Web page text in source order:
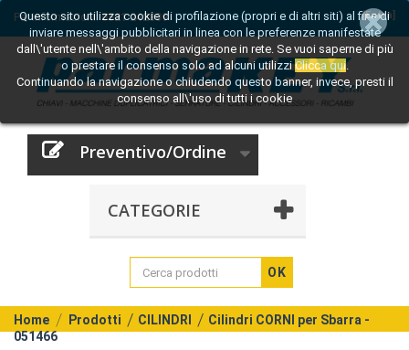
[Entra]
Per informazioni:0521 242809
Preventivo/Ordine
CATEGORIE
OK
Questo sito utilizza cookie di profilazione (propri e di altri siti) al fine di
inviare messaggi pubblicitari in linea con le preferenze manifestate
dall\'utente nell\'ambito della navigazione in rete. Se vuoi saperne di più
o prestare il consenso solo ad alcuni utilizziClicca qui.
Continuando la navigazione o chiudendo questo banner, invece, presti il
consenso all\'uso di tutti i cookie
Home Prodotti CILINDRI
Cilindri CORNI per Sbarra -
051466